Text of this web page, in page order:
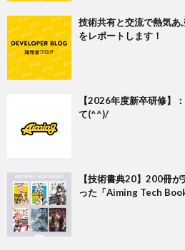
技術共有と交流で熱気あ
をレポートします！
【2026年度新卒研修】
て(^^)/
【技術書典20】200冊
った「Aiming Tech